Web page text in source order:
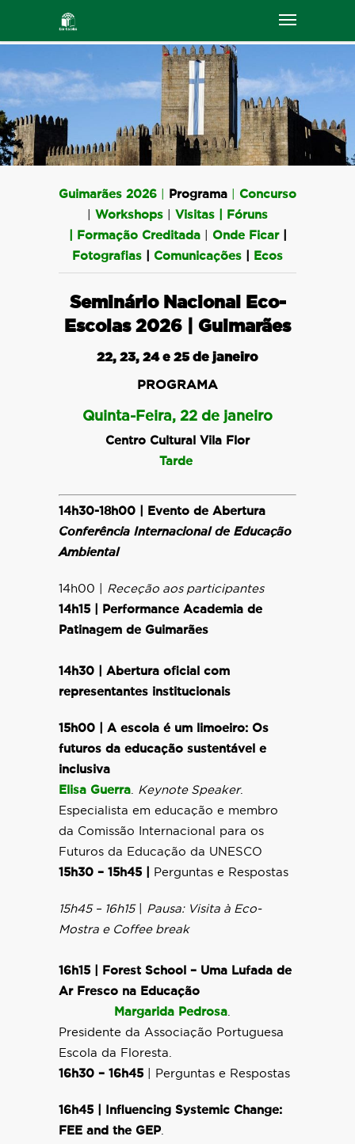
Guimarães 2026 Programa
Concurso
Workshops Visitas
Fóruns
Formação Creditada| Onde Ficar|
Fotografias
Comunicações Ecos
Seminário Nacional Eco-
Escolas 2026 | Guimarães
22, 23, 24 e 25 de janeiro
PROGRAMA
Quinta-Feira, 22 de janeiro
Centro Cultural Vila Flor
Tarde
14h30-18h00 | Evento de Abertura
Conferência Internacional de Educação
Ambiental
14h00 | Receção aos participantes
14h15 |
Performance Academia de
Patinagem de Guimarães
14h30 |
Abertura oficial com
representantes institucionais
15h00 |
A escola é um limoeiro: Os
futuros da educação sustentável e
inclusiva
Elisa Guerra. Keynote Speaker.
Especialista em educação e membro
da Comissão Internacional para os
Futuros da Educação da UNESCO
15h30 – 15h45 |
Perguntas e Respostas
15h45 – 16h15| Pausa: Visita à Eco-
Mostra e Coffee break
16h15 | Forest School – Uma Lufada de
Ar Fresco na Educação
Margarida Pedrosa.
Presidente da Associação Portuguesa
Escola da Floresta.
16h30 – 16h45 Perguntas e Respostas
16h45
Influencing Systemic Change:
FEE and the GEP.